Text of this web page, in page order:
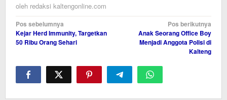
oleh redaksi kaltengonline.com
Navigasi
pos
Pos sebelumnya
Kejar Herd Immunity, Targetkan
50 Ribu Orang Sehari
Pos berikutnya
Anak Seorang Office Boy
Menjadi Anggota Polisi di
Kalteng